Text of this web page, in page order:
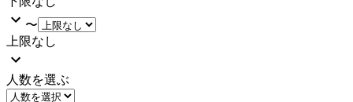
〜
上限なし
人数を選ぶ